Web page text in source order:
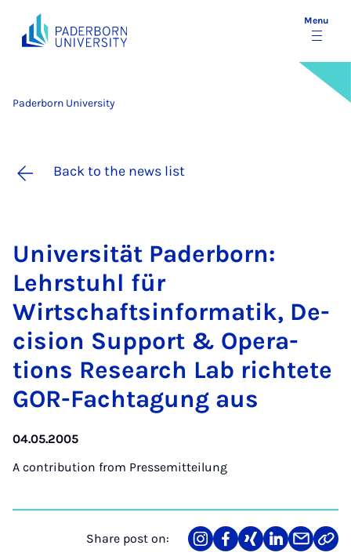
Menu
Paderborn University
Back to the news list
Uni­versität Pader­born:
Lehr­stuhl für
Wirtschaftsin­form­atik, De­
cision Sup­port & Op­er­a­
tions Re­search Lab richtete
GOR-Facht­a­gung aus
04.05.2005
A contribution from Pressemitteilung
Share post on:
ShareTeilenTeilenTeilenTeilenLink